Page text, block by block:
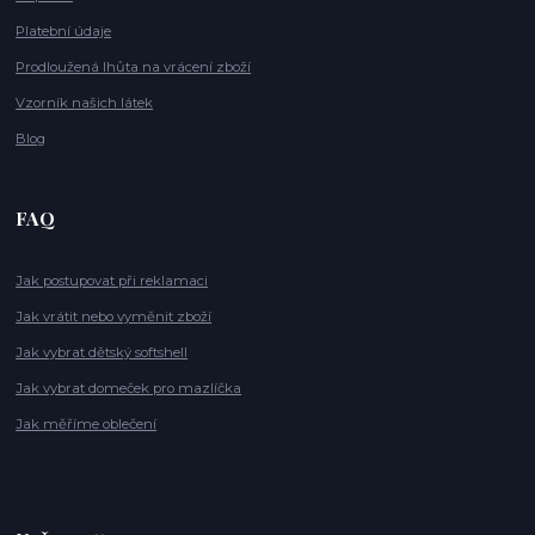
Platební údaje
Prodloužená lhůta na vrácení zboží
Vzorník našich látek
Blog
FAQ
Jak postupovat při reklamaci
Jak vrátit nebo vyměnit zboží
Jak vybrat dětský softshell
Jak vybrat domeček pro mazlíčka
Jak měříme oblečení